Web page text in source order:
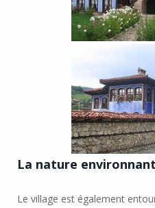
La nature
Le village est également